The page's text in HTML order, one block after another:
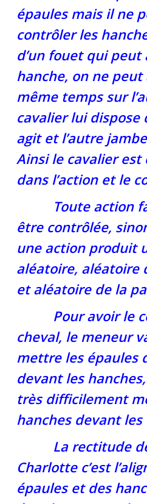
épaules mais il ne
contrôler les
d’un fouet qui peut
hanche, on ne peut
même temps sur
cavalier lui dispose
agit et l’autre
Ainsi le cavalier
dans l’action et le
Toute action
être contrôlée,
une action produit
aléatoire, aléatoire
et aléatoire de la
Pour avoir le
cheval, le meneur
mettre les épaules
devant les
très difficilement
hanches devant les
La rectitude
Charlotte c’est
épaules et des